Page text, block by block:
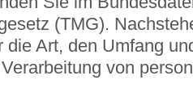
(TMG).
die Art, den Umfang
von